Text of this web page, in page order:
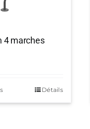
4 marches
Détails